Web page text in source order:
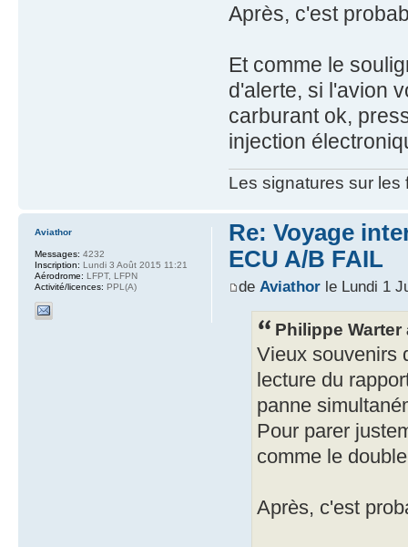
Après, c'est
Et comme le
d'alerte, si l'avion
carburant ok,
injection
Les signatures sur les
Re: Voyage
ECU A/B FAIL
de Aviathorle Lundi 1
Philippe Warter
Vieux souvenirs
lecture du
panne
Pour parer
comme le
Après, c'est
Aviathor
Messages: 4232
Inscription: Lundi 3 Août 2015 11:21
Aérodrome: LFPT, LFPN
Activité/licences: PPL(A)